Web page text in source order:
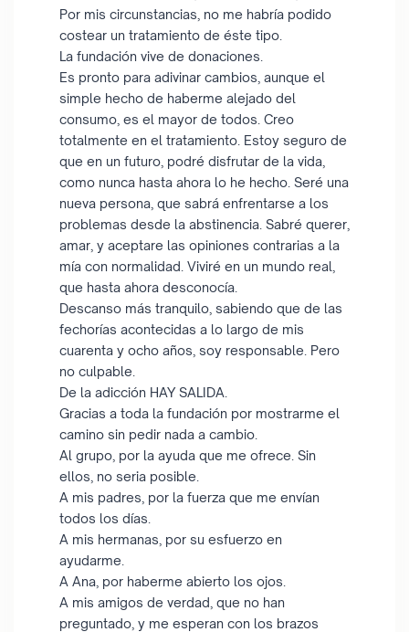
Por mis circunstancias, no me habría podido
costear un tratamiento de éste tipo.
La fundación vive de donaciones.
Es pronto para adivinar cambios, aunque el
simple hecho de haberme alejado del
consumo, es el mayor de todos. Creo
totalmente en el tratamiento. Estoy seguro de
que en un futuro, podré disfrutar de la vida,
como nunca hasta ahora lo he hecho. Seré una
nueva persona, que sabrá enfrentarse a los
problemas desde la abstinencia. Sabré querer,
amar, y aceptare las opiniones contrarias a la
mía con normalidad. Viviré en un mundo real,
que hasta ahora desconocía.
Descanso más tranquilo, sabiendo que de las
fechorías acontecidas a lo largo de mis
cuarenta y ocho años, soy responsable. Pero
no culpable.
De la adicción HAY SALIDA.
Gracias a toda la fundación por mostrarme el
camino sin pedir nada a cambio.
Al grupo, por la ayuda que me ofrece. Sin
ellos, no seria posible.
A mis padres, por la fuerza que me envían
todos los días.
A mis hermanas, por su esfuerzo en
ayudarme.
A Ana, por haberme abierto los ojos.
A mis amigos de verdad, que no han
preguntado, y me esperan con los brazos